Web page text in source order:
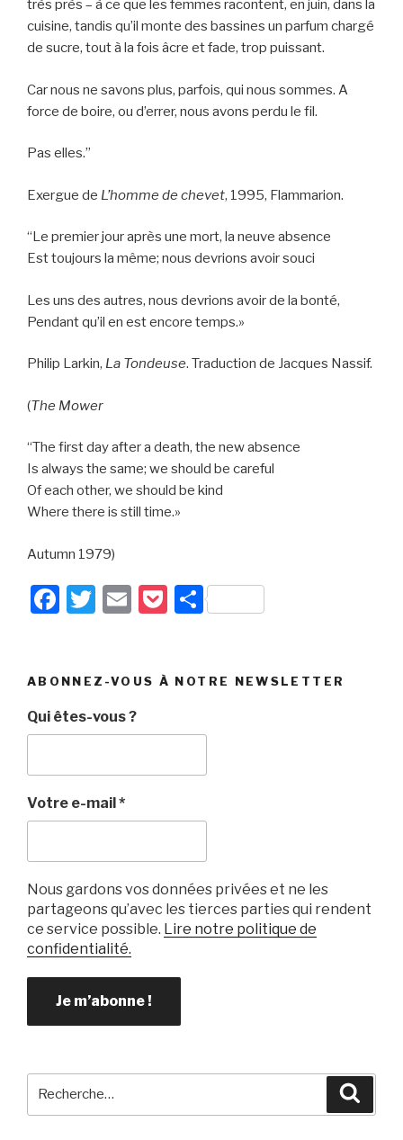
très près – à ce que les femmes racontent, en juin, dans la
cuisine, tandis qu’il monte des bassines un parfum chargé
de sucre, tout à la fois âcre et fade, trop puissant.
Car nous ne savons plus, parfois, qui nous sommes. A
force de boire, ou d’errer, nous avons perdu le fil.
Pas elles.”
Exergue de L’homme de chevet, 1995, Flammarion.
“Le premier jour après une mort, la neuve absence
Est toujours la même; nous devrions avoir souci
Les uns des autres, nous devrions avoir de la bonté,
Pendant qu’il en est encore temps.»
Philip Larkin, La Tondeuse. Traduction de Jacques Nassif.
(The Mower
“The first day after a death, the new absence
Is always the same; we should be careful
Of each other, we should be kind
Where there is still time.»
Autumn 1979)
F
e
b
o
o
k
T
er
E
P
k
P
g
ABONNEZ-VOUS À NOTRE NEWSLETTER
Qui êtes-vous ?
Votre e-mail*
Nous gardons vos données privées et ne les
partageons qu’avec les tierces parties qui rendent
ce service possible. Lire notre politique de
confidentialité.